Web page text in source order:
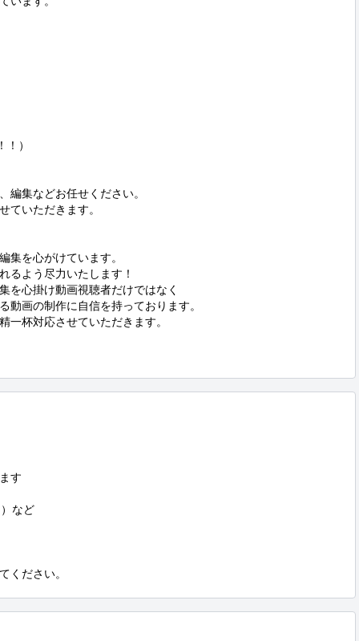
）​
編集などお任せください。
ていただきます。
集を心がけています。
るよう尽力いたします！
を心掛け動画視聴者だけではなく
動画の制作に自信を持っております。
一杯対応させていただきます。
す
など
ください。